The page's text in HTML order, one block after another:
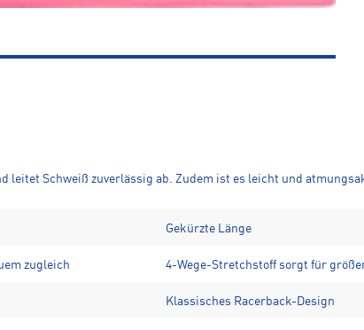
Schweiß zuverlässig ab. Zudem ist es leicht und
Gekürzte Länge
zugleich 4-Wege-Stretchstoff sorgt für
Klassisches Racerback-Design